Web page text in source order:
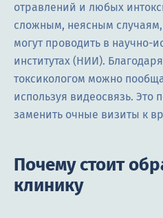
отравлений и любых
сложным, неясным
могут проводить в научно-
институтах (НИИ).
токсикологом можно
используя видеосвязь. Это
заменить очные визиты к
Почему стоит
клинику